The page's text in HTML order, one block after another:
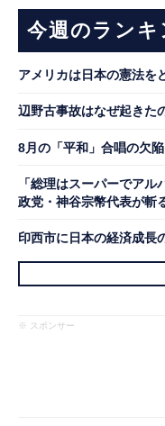
今週のランキ
アメリカは日本の憲法を
辺野古事故はなぜ起きた
8月の「平和」合唱の欠
「総理はスーパーでア
政党・神谷宗幣代表が斬
印西市に日本の経済成長
※ スポンサー